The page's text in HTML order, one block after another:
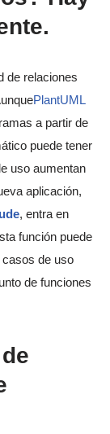
de relaciones
PlantUML
a partir de
puede tener
uso aumentan
aplicación,
, entra en
función puede
de uso
de funciones